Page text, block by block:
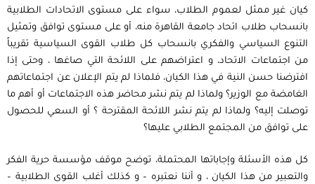
كيان غير ممثل لعموم الطلاب، سواء على مستوى الاتحادات الطلابية
بانسحاب طلاب اتحاد جامعة القاهرة منه، أو على مستوى توافق وتمثيل
التنوع السياسي والفكري بانسحاب كل طلاب القوى السياسية تقريباً
من اجتماعات الاتحاد، و اعتراضهم على اللائحة التي صاغها ، وحتى إذا
افترضنا حسن النية في هذا الكيان، فلماذا لم يتم الإعلان عن اجتماعاتهم
الغامضة مع الوزير؟ ولماذا لم يتم نشر محاضر هذه الاجتماعات أو أهم ما
توصلت إليه؟ ولماذا لم يتم نشر اللائحة المقترحة ؟ أو السعي للحصول
على توافق من المجتمع الطلابي عليها؟
كل هذه الأسئلة وإجاباتها المحتملة، توضح موقف مؤسسة حرية الفكر
والتعبير من هذا الكيان ، و أننا نعتبره – و كذلك أغلب القوى الطلابية –